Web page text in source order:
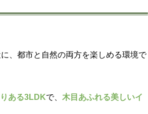
、都市と自然の両方を楽しめる環境で
ある3LDKで、 木目あふれる美しいイ